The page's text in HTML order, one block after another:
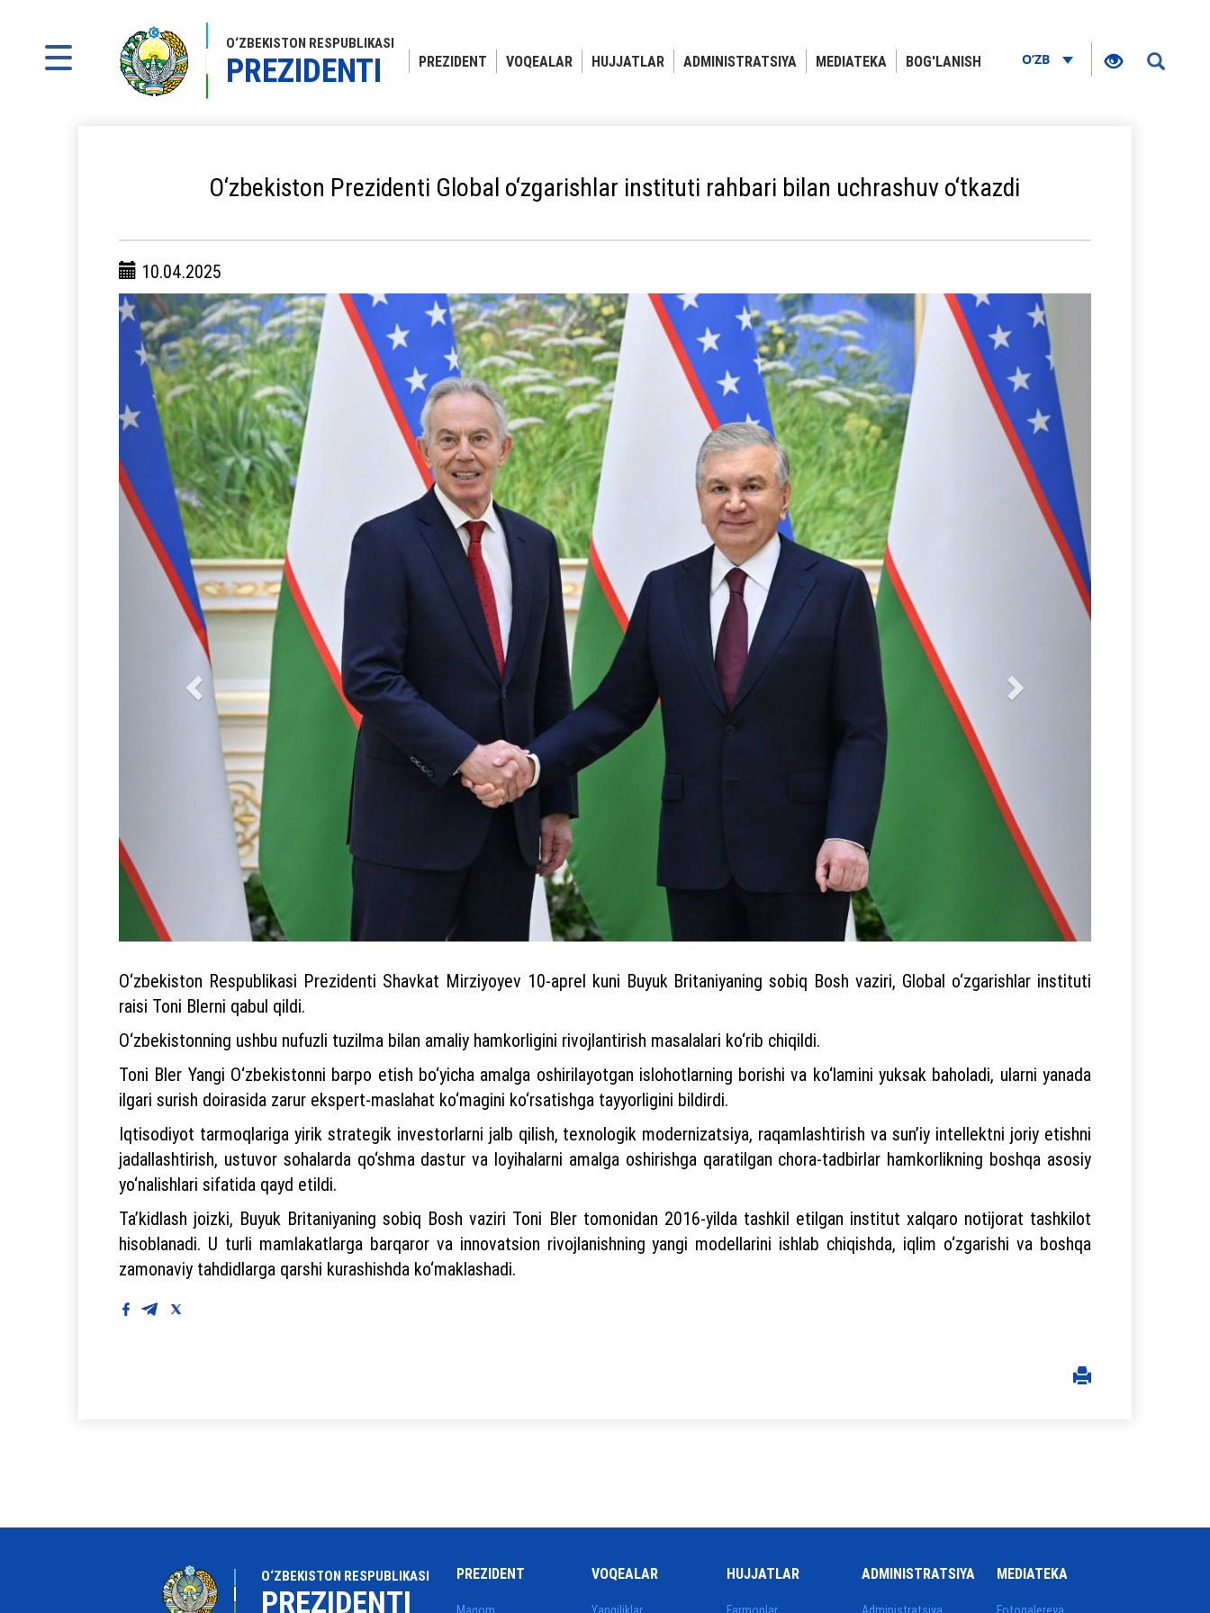
O‘ZBEKISTON RESPUBLIKASI
PREZIDENTI PREZIDENT VOQEALAR HUJJATLAR ADMINISTRATSIYA MEDIATEKA BOG'LANISH O‘ZB
O‘zbekiston Prezidenti Global o‘zgarishlar instituti rahbari bilan uchrashuv o‘tkazdi
10.04.2025
O‘zbekiston Respublikasi Prezidenti Shavkat Mirziyoyev 10-aprel kuni Buyuk Britaniyaning sobiq Bosh vaziri, Global o‘zgarishlar instituti
raisi Toni Blerni qabul qildi.
O‘zbekistonning ushbu nufuzli tuzilma bilan amaliy hamkorligini rivojlantirish masalalari ko‘rib chiqildi.
Toni Bler Yangi O‘zbekistonni barpo etish bo‘yicha amalga oshirilayotgan islohotlarning borishi va ko‘lamini yuksak baholadi, ularni yanada
ilgari surish doirasida zarur ekspert-maslahat ko‘magini ko‘rsatishga tayyorligini bildirdi.
Iqtisodiyot tarmoqlariga yirik strategik investorlarni jalb qilish, texnologik modernizatsiya, raqamlashtirish va sun’iy intellektni joriy etishni
jadallashtirish, ustuvor sohalarda qo‘shma dastur va loyihalarni amalga oshirishga qaratilgan chora-tadbirlar hamkorlikning boshqa asosiy
yo‘nalishlari sifatida qayd etildi.
Ta’kidlash joizki, Buyuk Britaniyaning sobiq Bosh vaziri Toni Bler tomonidan 2016-yilda tashkil etilgan institut xalqaro notijorat tashkilot
hisoblanadi. U turli mamlakatlarga barqaror va innovatsion rivojlanishning yangi modellarini ishlab chiqishda, iqlim o‘zgarishi va boshqa
zamonaviy tahdidlarga qarshi kurashishda ko‘maklashadi.
O‘ZBEKISTON RESPUBLIKASI
PREZIDENTI
PREZIDENT VOQEALAR HUJJATLAR ADMINISTRATSIYA MEDIATEKA